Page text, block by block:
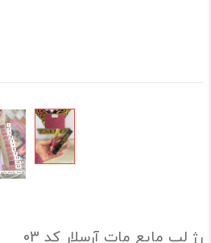
رژ لب مایع مات آرسلار کد 03